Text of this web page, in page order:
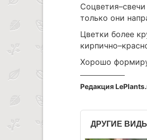
только они
Цветки более
Хорошо
Редакция
ДРУГИЕ